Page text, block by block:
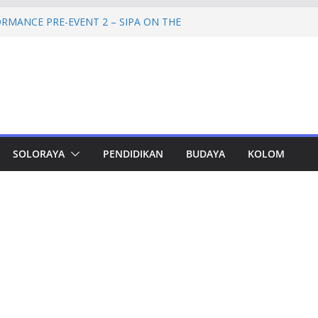
PRE-EVENT 2 – SIPA ON THE
Tampung 2.692 Siswa, Taj Yasin:
Cadangan Rp1,2 Triliun untuk Pilgub
Mulai 2027
SPEM Akan Disidangkan
SOLORAYA PENDIDIKAN BUDAYA KOLOM